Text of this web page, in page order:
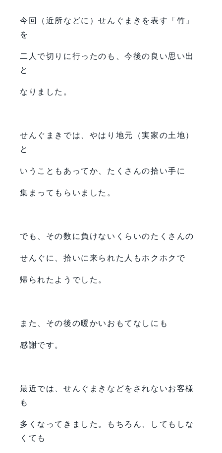
今回（近所などに）せんぐまきを表す「竹」
を
二人で切りに行ったのも、今後の良い思い出
と
なりました。
せんぐまきでは、やはり地元（実家の土地）
と
いうこともあってか、たくさんの拾い手に
集まってもらいました。
でも、その数に負けないくらいのたくさんの
せんぐに、拾いに来られた人もホクホクで
帰られたようでした。
また、その後の暖かいおもてなしにも
感謝です。
最近では、せんぐまきなどをされないお客様
も
多くなってきました。もちろん、してもしな
くても